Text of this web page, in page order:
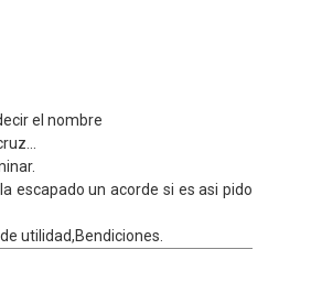
el nombre
escapado un acorde si es asi pido
utilidad,Bendiciones.